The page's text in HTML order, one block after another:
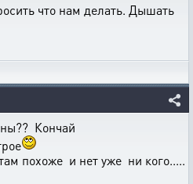
что нам делать. Дышать
Кончай
похоже и нет уже ни кого.....